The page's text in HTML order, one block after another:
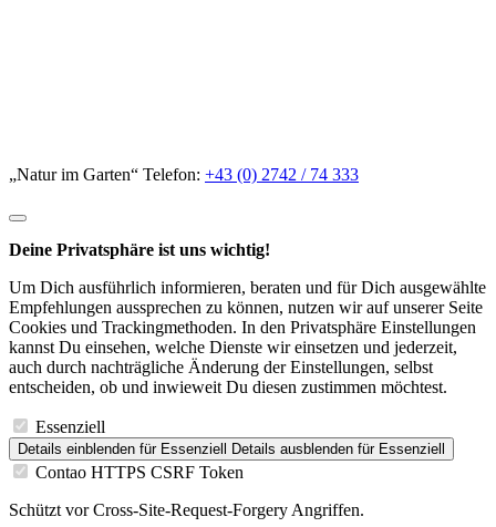
„Natur im Garten“ Telefon: +43 (0) 2742 / 74 333
Deine Privatsphäre ist uns wichtig!
Um Dich ausführlich informieren, beraten und für Dich ausgewählte
Empfehlungen aussprechen zu können, nutzen wir auf unserer Seite
Cookies und Trackingmethoden. In den Privatsphäre Einstellungen
kannst Du einsehen, welche Dienste wir einsetzen und jederzeit,
auch durch nachträgliche Änderung der Einstellungen, selbst
entscheiden, ob und inwieweit Du diesen zustimmen möchtest.
Essenziell
Details einblenden für Essenziell Details ausblenden für Essenziell
Contao HTTPS CSRF Token
Schützt vor Cross-Site-Request-Forgery Angriffen.